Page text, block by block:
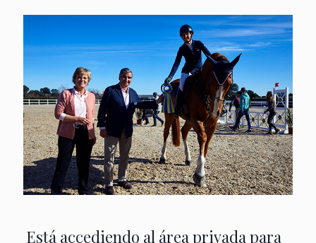
Está accediendo al área privada para